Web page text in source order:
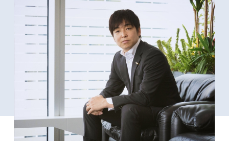
株式・株主情報
個人投資家の皆様へ
よくある質問・用語集
IRメール登録
免責事項
中途採用
お問い合わせ
エリアリンクグループ ジャパントランクル
カスタマーハラスメントポリ
シー
プライバシーポリシー
情報セキュリティ・DX方針及び戦略 サイトマップ
©2025 AREALINK.